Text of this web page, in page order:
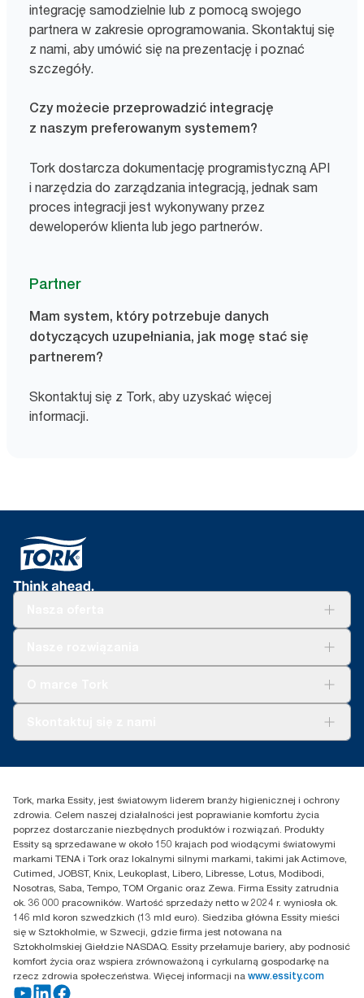
integrację samodzielnie lub z pomocą swojego
partnera w zakresie oprogramowania. Skontaktuj się
z nami, aby umówić się na prezentację i poznać
szczegóły.
Czy możecie przeprowadzić integrację
z naszym preferowanym systemem?
Tork dostarcza dokumentację programistyczną API
i narzędzia do zarządzania integracją, jednak sam
proces integracji jest wykonywany przez
deweloperów klienta lub jego partnerów.
Partner
Mam system, który potrzebuje danych
dotyczących uzupełniania, jak mogę stać się
partnerem?
Skontaktuj się z Tork, aby uzyskać więcej
informacji.
Reklamacja produktu
Przedstawiciele handlowi
Puławska 180
02-670 Warszawa
Polska
Tork, marka Essity, jest światowym liderem branży higienicznej i ochrony
zdrowia. Celem naszej działalności jest poprawianie komfortu życia
poprzez dostarczanie niezbędnych produktów i rozwiązań. Produkty
Essity są sprzedawane w około 150 krajach pod wiodącymi światowymi
markami TENA i Tork oraz lokalnymi silnymi markami, takimi jak Actimove,
Cutimed, JOBST, Knix, Leukoplast, Libero, Libresse, Lotus, Modibodi,
Nosotras, Saba, Tempo, TOM Organic oraz Zewa. Firma Essity zatrudnia
ok. 36 000 pracowników. Wartość sprzedaży netto w 2024 r. wyniosła ok.
146 mld koron szwedzkich (13 mld euro). Siedziba główna Essity mieści
się w Sztokholmie, w Szwecji, gdzie firma jest notowana na
Sztokholmskiej Giełdzie NASDAQ. Essity przełamuje bariery, aby podnosić
komfort życia oraz wspiera zrównoważoną i cyrkularną gospodarkę na
rzecz zdrowia społeczeństwa. Więcej informacji na www.essity.com